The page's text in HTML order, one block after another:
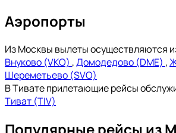
Аэропорты
Из Москвы вылеты осуществляются
Внуково (VKO) ,Домодедово (DME) ,
Шереметьево (SVO)
В Тивате прилетающие рейсы
Тиват (TIV)
Популярные рейсы из